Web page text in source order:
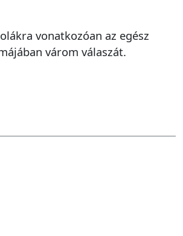
vonatkozóan az egész
várom válaszát.